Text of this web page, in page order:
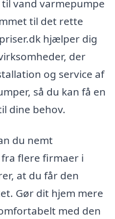
vand varmepumpe
til det rette
hjælper dig
der
og service af
så du kan få en
dine behov.
du nemt
flere firmaer i
at du får den
Gør dit hjem mere
med den